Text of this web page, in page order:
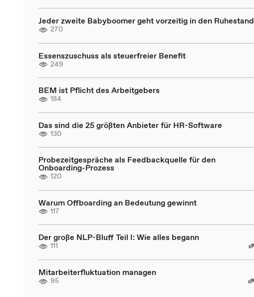
Jeder zweite Babyboomer geht vorzeitig in den Ruhestand
270
Essenszuschuss als steuerfreier Benefit
249
BEM ist Pflicht des Arbeitgebers
184
Das sind die 25 größten Anbieter für HR-Software
130
Probezeitgespräche als Feedbackquelle für den
Onboarding-Prozess
120
Warum Offboarding an Bedeutung gewinnt
117
Der große NLP-Bluff Teil I: Wie alles begann
111
Mitarbeiterfluktuation managen
95